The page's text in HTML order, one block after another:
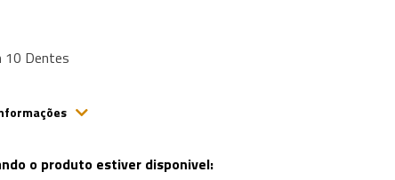
10 Dentes
o produto estiver disponivel: